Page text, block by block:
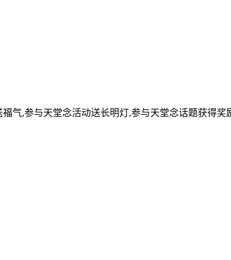
气,参与天堂念活动送长明灯,参与天堂念话题获得奖